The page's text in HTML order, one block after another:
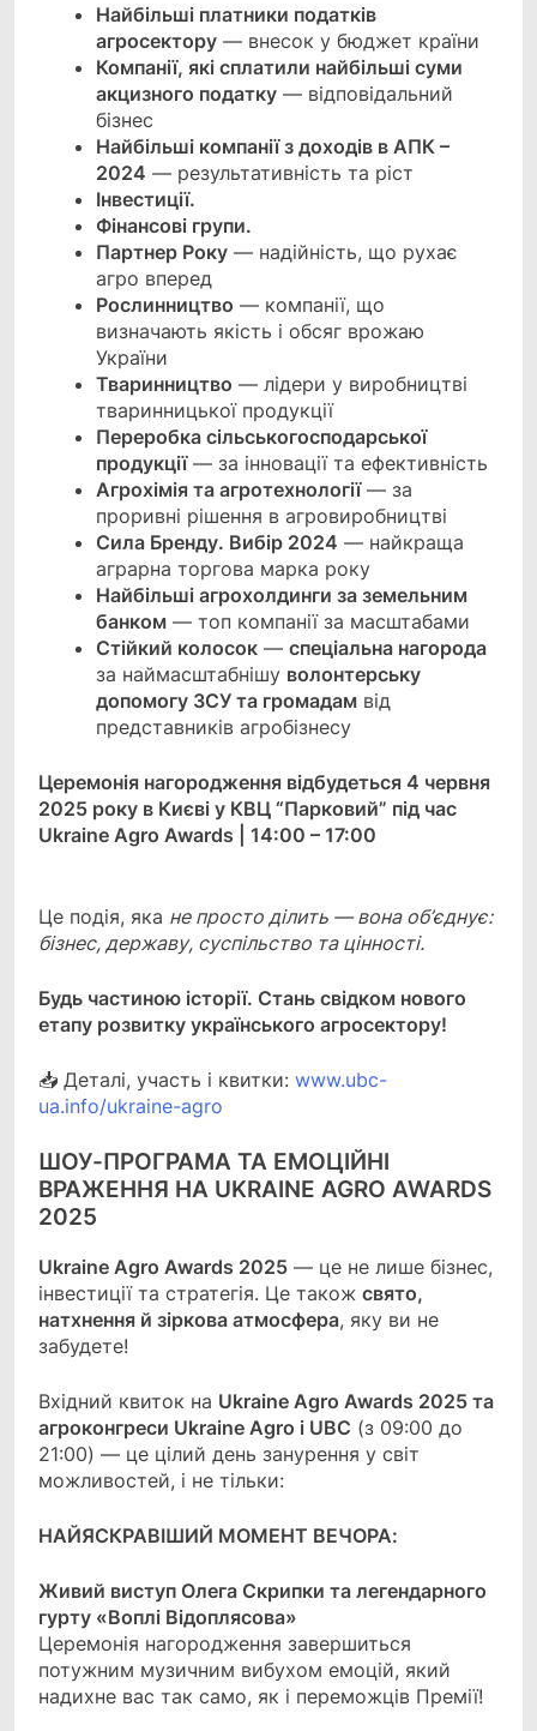
Найбільші платники податків
агросектору — внесок у бюджет країни
Компанії, які сплатили найбільші суми
акцизного податку — відповідальний
бізнес
Найбільші компанії з доходів в АПК –
2024 — результативність та ріст
Інвестиції.
Фінансові групи.
Партнер Року — надійність, що рухає
агро вперед
Рослинництво — компанії, що
визначають якість і обсяг врожаю
України
Тваринництво — лідери у виробництві
тваринницької продукції
Переробка сільськогосподарської
продукції— за інновації та ефективність
Агрохімія та агротехнології— за
проривні рішення в агровиробництві
Сила Бренду. Вибір 2024 — найкраща
аграрна торгова марка року
Найбільші агрохолдинги за земельним
банком — топ компанії за масштабами
Стійкий колосок — спеціальна нагорода
за наймасштабнішу волонтерську
допомогу ЗСУ та громадам від
представників агробізнесу
Церемонія нагородження відбудеться 4 червня
2025 року в Києві у КВЦ “Парковий” під час
Ukraine Agro Awards | 14:00 – 17:00
Це подія, яка не просто ділить — вона об’єднує:
бізнес, державу, суспільство та цінності.
Будь частиною історії. Стань свідком нового
етапу розвитку українського агросектору!
📥 Деталі, участь і квитки: www.ubc-
ua.info/ukraine-agro
ШОУ-ПРОГРАМА ТА ЕМОЦІЙНІ
ВРАЖЕННЯ НА UKRAINE AGRO AWARDS
2025
Ukraine Agro Awards 2025 — це не лише бізнес,
інвестиції та стратегія. Це також свято,
натхнення й зіркова атмосфера, яку ви не
забудете!
Вхідний квиток на Ukraine Agro Awards 2025 та
агроконгреси Ukraine Agro і UBC (з 09:00 до
21:00) — це цілий день занурення у світ
можливостей, і не тільки:
НАЙЯСКРАВІШИЙ МОМЕНТ ВЕЧОРА:
Живий виступ Олега Скрипки та легендарного
гурту «Воплі Відоплясова»
Церемонія нагородження завершиться
потужним музичним вибухом емоцій, який
надихне вас так само, як і переможців Премії!